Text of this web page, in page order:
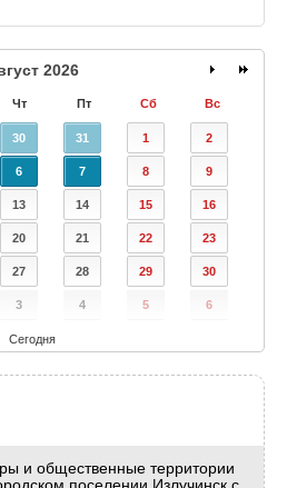
2026
Чт Пт Сб Вс
30 31 1 2
6 7 8 9
13 14 15 16
20 21 22 23
27 28 29 30
3 4 5 6
Сегодня
и общественные территории